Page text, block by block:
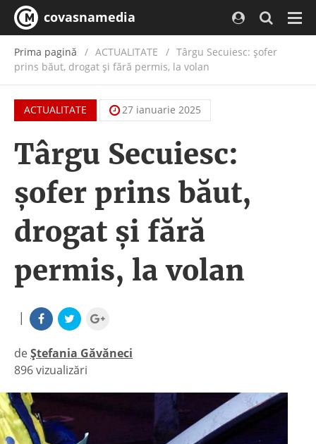
covasnamedia
Prima pagină ACTUALITATE / Târgu Secuiesc: șofer
prins băut, drogat și fără permis, la volan
ACTUALITATE 27 ianuarie 2025
Târgu Secuiesc:
șofer prins băut,
drogat și fără
permis, la volan
|
deȘtefania Găvăneci
|
896 vizualizări